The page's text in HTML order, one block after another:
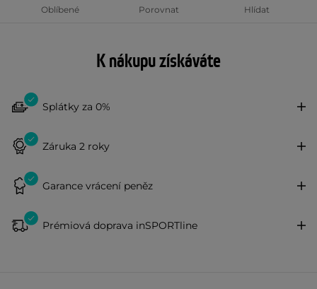
Oblíbené Porovnat Hlídat
K nákupu získáváte
Splátky za 0%
Záruka 2 roky
Garance vrácení peněz
Prémiová doprava inSPORTline